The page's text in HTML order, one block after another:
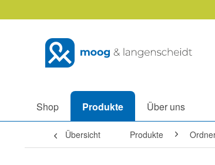
Shop Produkte Über uns
Übersicht Produkte